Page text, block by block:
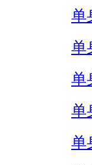
单
单
单
单
单